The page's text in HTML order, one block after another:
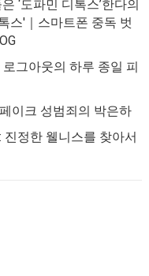
‘도파민 디톡스’한다의
스'｜스마트폰 중독 벗
로그아웃의 하루 종일 피
이크 성범죄의 박은하
진정한 웰니스를 찾아서